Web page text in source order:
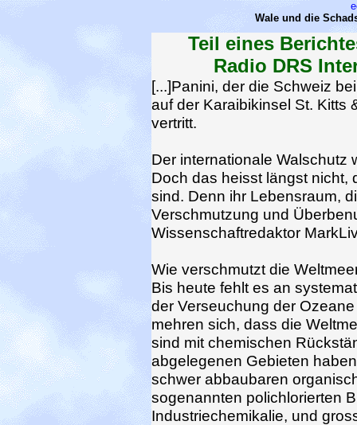
Wale und die
Teil eines
Radio DRS
[...]Panini, der die Schweiz
auf der Karaibikinsel St. Kitts
vertritt.
Der internationale Walschutz
Doch das heisst längst nicht,
sind. Denn ihr Lebensraum,
Verschmutzung und
Wissenschaftredaktor
Wie verschmutzt die
Bis heute fehlt es an
der Verseuchung der
mehren sich, dass die
sind mit chemischen
abgelegenen Gebieten
schwer abbaubaren
sogenannten polichlorierten
Industriechemikalie, und